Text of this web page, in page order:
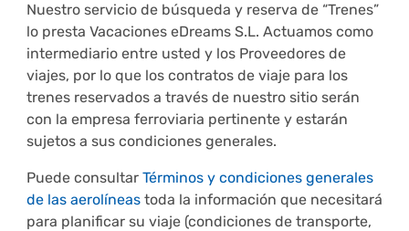
Nuestro servicio de búsqueda y reserva de “Trenes”
lo presta Vacaciones eDreams S.L. Actuamos como
intermediario entre usted y los Proveedores de
viajes, por lo que los contratos de viaje para los
trenes reservados a través de nuestro sitio serán
con la empresa ferroviaria pertinente y estarán
sujetos a sus condiciones generales.
Puede consultar Términos y condiciones generales
de las aerolíneas toda la información que necesitará
para planificar su viaje (condiciones de transporte,